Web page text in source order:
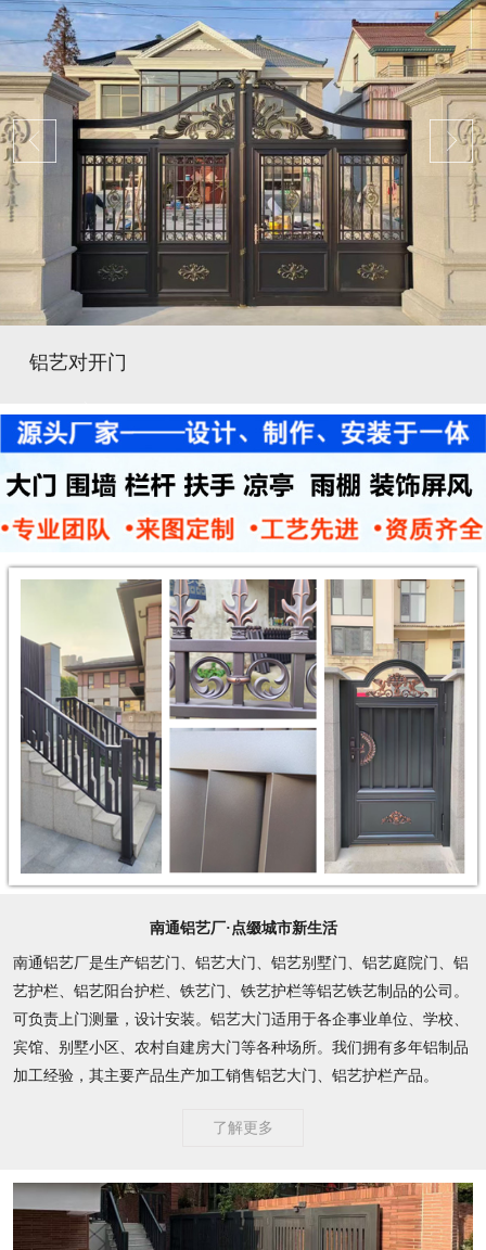
铝艺对开门
南通铝艺厂·点缀城市新生活
南通铝艺厂是生产铝艺门、铝艺大门、铝艺别墅门、铝艺庭院门、铝
艺护栏、铝艺阳台护栏、铁艺门、铁艺护栏等铝艺铁艺制品的公司。
可负责上门测量，设计安装。铝艺大门适用于各企事业单位、学校、
宾馆、别墅小区、农村自建房大门等各种场所。我们拥有多年铝制品
加工经验，其主要产品生产加工销售铝艺大门、铝艺护栏产品。
了解更多